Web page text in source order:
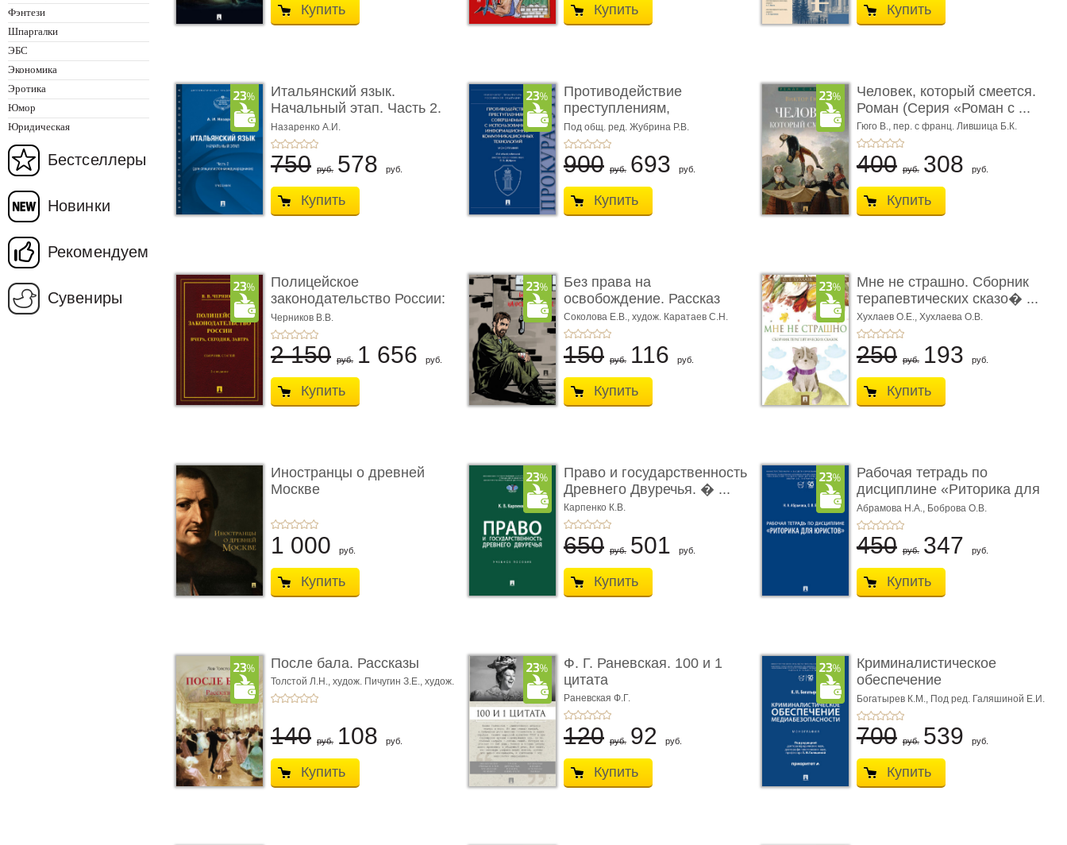
Фэнтези
Шпаргалки
ЭБС
Экономика
Эротика
Юмор
Юридическая
Бестселлеры
Новинки
Рекомендуем
Сувениры
Купить Купить Купить
Итальянский язык.
Начальный этап. Часть 2.
Учеб� ...
Назаренко А.И.
750 руб. 578 руб.
Купить
Противодействие
преступлениям,
совершаемым с ...
Под общ. ред. Жубрина Р.В.
900 руб. 693 руб.
Купить
Человек, который смеется.
Роман (Серия «Роман с ...
Гюго В., пер. с франц. Лившица Б.К.
400 руб. 308 руб.
Купить
Полицейское
законодательство России:
вчера, с� ...
Черников В.В.
2 150 руб. 1 656 руб.
Купить
Без права на
освобождение. Рассказ
Соколова Е.В., худож. Каратаев С.Н.
150 руб. 116 руб.
Купить
Мне не страшно. Сборник
терапевтических сказо� ...
Хухлаев О.Е., Хухлаева О.В.
250 руб. 193 руб.
Купить
Иностранцы о древней
Москве
1 000 руб.
Купить
Право и государственность
Древнего Двуречья. � ...
Карпенко К.В.
650 руб. 501 руб.
Купить
Рабочая тетрадь по
дисциплине «Риторика для
ю� ...
Абрамова Н.А., Боброва О.В.
450 руб. 347 руб.
Купить
После бала. Рассказы
Толстой Л.Н., худож. Пичугин З.Е., худож.
Лебедев А.И.,
140 руб. 108 руб.
Купить
Ф. Г. Раневская. 100 и 1
цитата
Раневская Ф.Г.
120 руб. 92 руб.
Купить
Криминалистическое
обеспечение
медиабезопас� ...
Богатырев К.М., Под ред. Галяшиной Е.И.
700 руб. 539 руб.
Купить